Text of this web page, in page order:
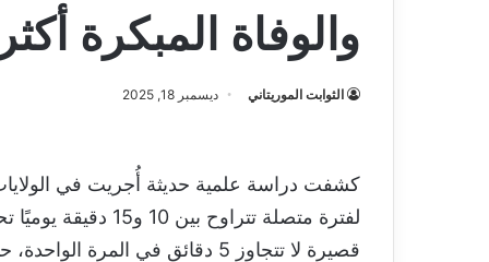
والوفاة المبكرة
الثوابت الموريتاني ديسمبر 18, 2025
كشفت دراسة علمية حديثة أُجريت في
لفترة متصلة
قصيرة لا تتجاوز 5 دقائق في